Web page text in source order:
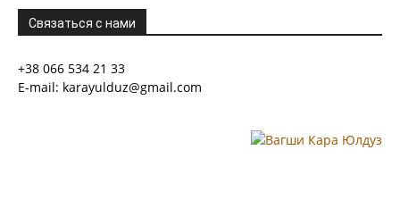
Связаться с нами
+38 066 534 21 33
E-mail: karayulduz@gmail.com